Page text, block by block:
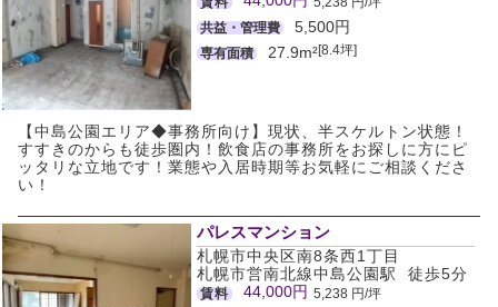
共益・管理費
5,500円
専有面積 27.9m²[8.4坪]
【中島公園エリア◆事務所向け】現状、半スケルトン状態！
すすきのからも徒歩圏内！飲食店の事務所をお探しに方にピ
ッタリな立地です！業態や入居時期等お気軽にご相談くださ
い！
パレスマンション
札幌市中央区南8条西1丁目
札幌市営南北線中島公園駅 徒歩5分
賃料 44,000円 5,238 円/坪